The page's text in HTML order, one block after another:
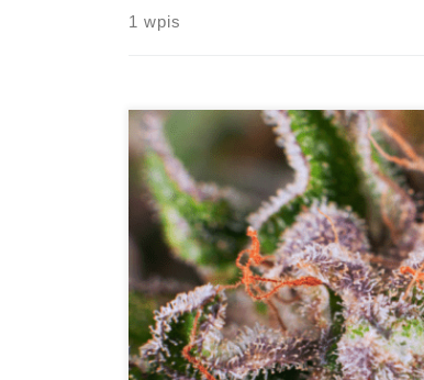
1 wpis
Amnesia Haze, Neville’s Haze czy Super
najbardziej lubianych odmian w świecie
artykułem, w którym opowiemy wam skąd
z nich są najlepsze. Lata 70. były dekadą,
wiele nowości. Moda, psychodeliczna